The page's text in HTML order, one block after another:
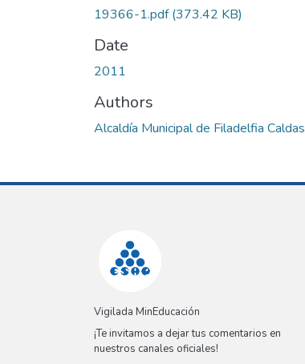
19366-1.pdf(373.42 KB)
Date
2011
Authors
Alcaldía Municipal de Filadelfia Caldas
Vigilada MinEducación
¡Te invitamos a dejar tus comentarios en
nuestros canales oficiales!